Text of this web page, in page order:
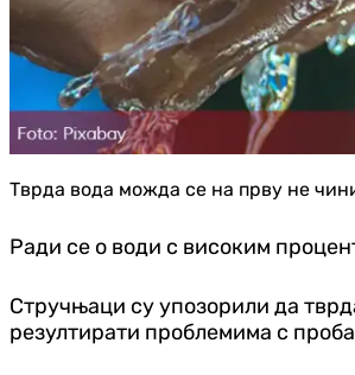
Тврда вода можда се на прву не
Ради се о води с високим
Стручњаци су упозорили да
резултирати проблемима с